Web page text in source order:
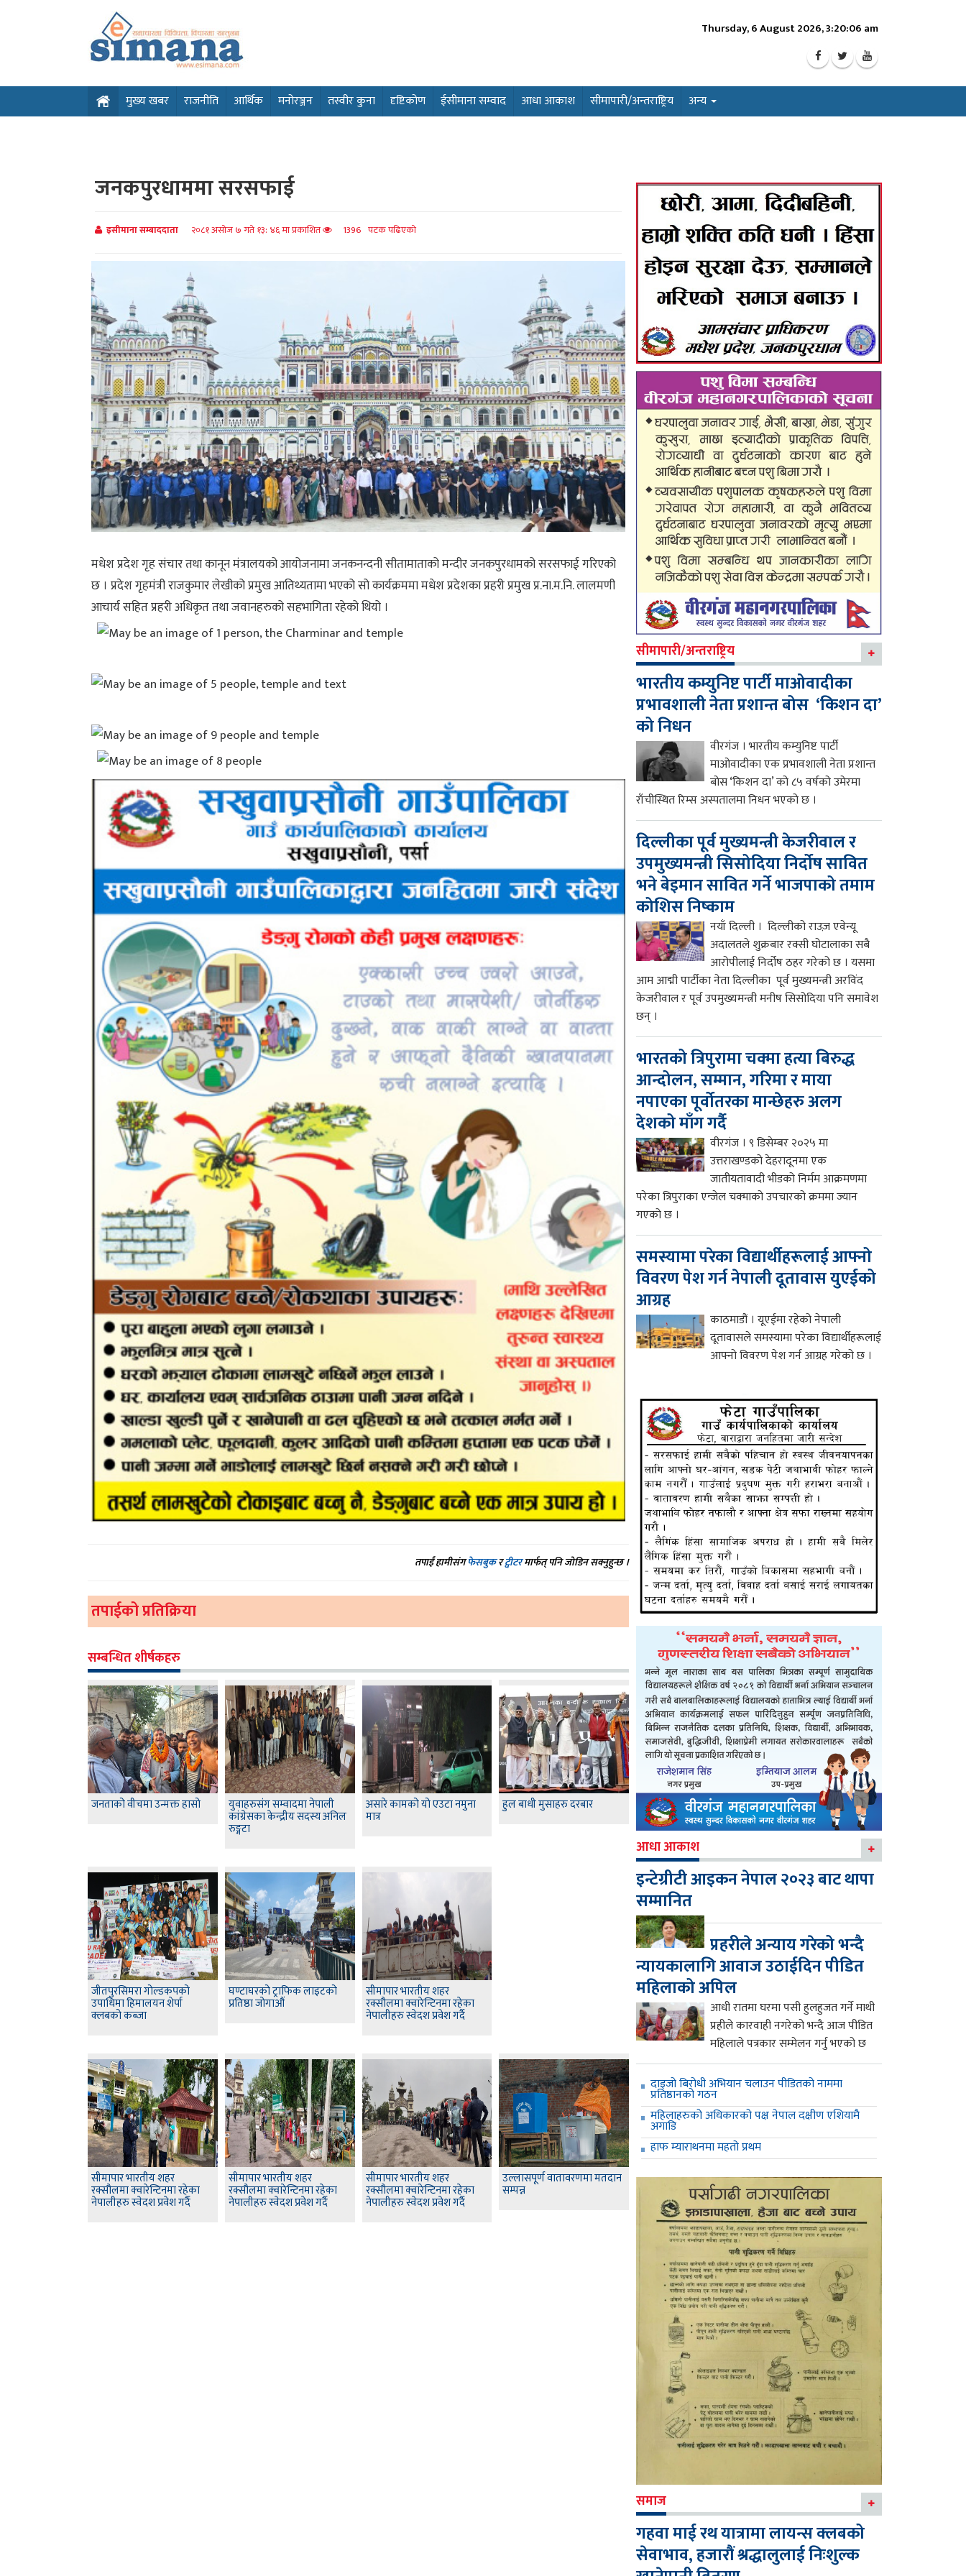
Thursday, 6 August 2026, 3:20:07 am
मुख्य खबर राजनीति आर्थिक मनोरञ्जन तस्वीर कुना दृष्टिकोण ईसीमाना सम्वाद आधा आकाश सीमापारी/अन्तराष्ट्रिय अन्य
जनकपुरधाममा सरसफाई
इसीमाना सम्बाददाता २०८१ असोज ७ गते १३: ४६ मा प्रकाशित 1396 पटक पढिएको
मधेश प्रदेश गृह संचार तथा कानून मंत्रालयको आयोजनामा जनकनन्दनी सीतामाताको मन्दीर जनकपुरधामको सरसफाई गरिएको
छ । प्रदेश गृहमंत्री राजकुमार लेखीको प्रमुख आतिथ्यतामा भएको सो कार्यक्रममा मधेश प्रदेशका प्रहरी प्रमुख प्र.ना.म.नि. लालमणी
आचार्य सहित प्रहरी अधिकृत तथा जवानहरुको सहभागिता रहेको थियो ।
तपाईं हामीसंगफेसबुकरट्वीटरमार्फत् पनि जोडिन सक्नुहुन्छ ।
तपाईको प्रतिक्रिया
सम्बन्धित शीर्षकहरु
जनताको वीचमा उन्मक्त हासो युवाहरुसंग सम्वादमा नेपाली
कांग्रेसका केन्द्रीय सदस्य अनिल
रुङ्गटा
असारे कामको यो एउटा नमुना
मात्र
हुल बाधी मुसाहरु दरबार
जीतपुरसिमरा गोल्डकपको
उपाधिमा हिमालयन शेर्पा
क्लबको कब्जा
घण्टाघरको ट्राफिक लाइटको
प्रतिष्ठा जोगाऔं
सीमापार भारतीय शहर
रक्सौलमा क्वारेन्टिनमा रहेका
नेपालीहरु स्वेदश प्रवेश गर्दै
सीमापार भारतीय शहर
रक्सौलमा क्वारेन्टिनमा रहेका
नेपालीहरु स्वेदश प्रवेश गर्दै
सीमापार भारतीय शहर
रक्सौलमा क्वारेन्टिनमा रहेका
नेपालीहरु स्वेदश प्रवेश गर्दै
सीमापार भारतीय शहर
रक्सौलमा क्वारेन्टिनमा रहेका
नेपालीहरु स्वेदश प्रवेश गर्दै
उल्लासपूर्ण वातावरणमा मतदान
सम्पन्न
सीमापारी/अन्तराष्ट्रिय
भारतीय कम्युनिष्ट पार्टी माओवादीका
प्रभावशाली नेता प्रशान्त बोस ‘किशन दा’
को निधन
वीरगंज । भारतीय कम्युनिष्ट पार्टी
माओवादीका एक प्रभावशाली नेता प्रशान्त
बोस ‘किशन दा’ को ८५ वर्षको उमेरमा
राँचीस्थित रिम्स अस्पतालमा निधन भएको छ ।
दिल्लीका पूर्व मुख्यमन्त्री केजरीवाल र
उपमुख्यमन्त्री सिसोदिया निर्दोष सावित
भने बेइमान सावित गर्ने भाजपाको तमाम
कोशिस निष्काम
नयाँ दिल्ली । दिल्लीको राउज़ एवेन्यू
अदालतले शुक्रबार रक्सी घोटालाका सबै
आरोपीलाई निर्दोष ठहर गरेको छ । यसमा
आम आद्मी पार्टीका नेता दिल्लीका पूर्व मुख्यमन्त्री अरविंद
केजरीवाल र पूर्व उपमुख्यमन्त्री मनीष सिसोदिया पनि समावेश
छन् ।
भारतको त्रिपुरामा चक्मा हत्या बिरुद्ध
आन्दोलन, सम्मान, गरिमा र माया
नपाएका पूर्वोतरका मान्छेहरु अलग
देशको माँग गर्दै
वीरगंज । ९ डिसेम्बर २०२५ मा
उत्तराखण्डको देहरादूनमा एक
जातीयतावादी भीडको निर्मम आक्रमणमा
परेका त्रिपुराका एन्जेल चक्माको उपचारको क्रममा ज्यान
गएको छ ।
समस्यामा परेका विद्यार्थीहरूलाई आफ्नो
विवरण पेश गर्न नेपाली दूतावास युएईको
आग्रह
काठमाडौं । यूएईमा रहेको नेपाली
दूतावासले समस्यामा परेका विद्यार्थीहरूलाई
आफ्नो विवरण पेश गर्न आग्रह गरेको छ ।
आधा आकाश
इन्टेग्रीटी आइकन नेपाल २०२३ बाट थापा
सम्मानित
प्रहरीले अन्याय गरेको भन्दै
न्यायकालागि आवाज उठाईदिन पीडित
महिलाको अपिल
आधी रातमा घरमा पसी हुलहुजत गर्ने माथी
प्रहीले कारवाही नगरेको भन्दै आज पीडित
महिलाले पत्रकार सम्मेलन गर्नु भएको छ
दाइजो बिरोधी अभियान चलाउन पीडितको नाममा
प्रतिष्ठानको गठन
महिलाहरुको अधिकारको पक्ष नेपाल दक्षीण एशियामै
अगाडि
हाफ म्याराथनमा महतो प्रथम
समाज
गहवा माई रथ यात्रामा लायन्स क्लबको
सेवाभाव, हजारौं श्रद्धालुलाई निःशुल्क